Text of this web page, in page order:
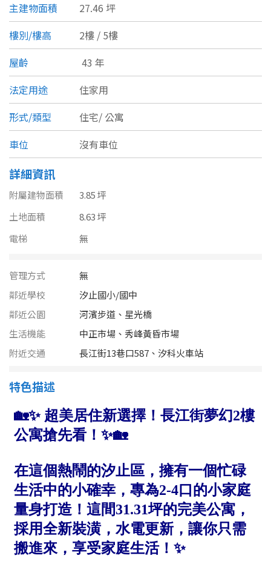
宜蘭縣
桃園市
新竹市
新竹縣
苗栗縣
台中市
雲林縣
嘉義縣
台南市
台東縣
金門連江
類型(可複選)
公寓
別墅 透天厝
農舍 辦公
坪數
不拘
40~50 坪
60~70 坪
樓層
1樓 2樓
3樓 4樓
5~10樓 11~20樓
主建物面積
27.46 坪
樓別/樓高
2樓 / 5樓
屋齡
43 年
法定用途
住家用
形式/類型
住宅/ 公寓
車位
沒有車位
詳細資訊
附屬建物面積
3.85 坪
土地面積
8.63 坪
電梯
無
管理方式
無
鄰近學校
汐止國小/國中
鄰近公園
河濱步道、星光橋
生活機能
中正市場、秀峰黃昏市場
附近交通
長江街13巷口587、汐科火車站
特色描述